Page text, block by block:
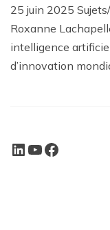
25 juin 2025
Roxanne
intelligence
d’innovation